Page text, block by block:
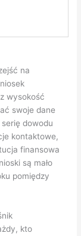
na
wysokość
swoje dane
dowodu
kontaktowe,
finansowa
są mało
pomiędzy
kto